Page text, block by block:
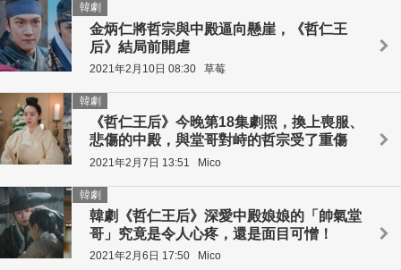
金炳仁將哲宗與中殿逼向懸崖，《哲仁王
后》結局前開虐
韓劇
2021年2月10日 08:30 草莓
《哲仁王后》今晚第18集劇照，換上喪服、
悲傷的中殿，與堂哥對峙的哲宗受了重傷
韓劇
2021年2月7日 13:51 Mico
韓劇《哲仁王后》深愛中殿娘娘的「帥氣堂
哥」究竟是令人心疼，還是面目可憎！
韓劇
2021年2月6日 17:50 Mico